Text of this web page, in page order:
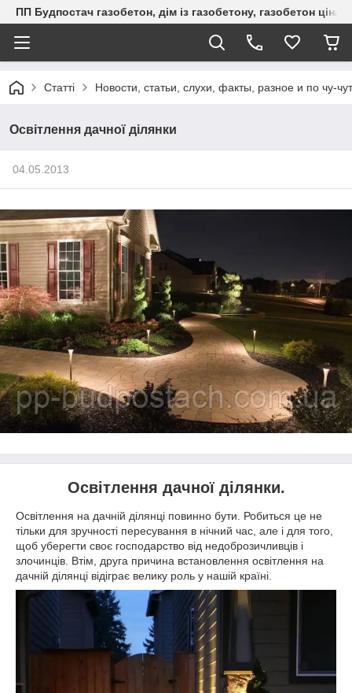
ПП Будпостач газобетон, дім із газобетону, газобетон
Статті Новости, статьи, слухи, факты, разное и по чу-
Освітлення дачної ділянки
04.05.2013
Освітлення дачної ділянки.
Освітлення на дачній ділянці повинно бути. Робиться це не
тільки для зручності пересування в нічний час, але і для того,
щоб уберегти своє господарство від недоброзичливців і
злочинців. Втім, друга причина встановлення освітлення на
дачній ділянці відіграє велику роль у нашій країні.